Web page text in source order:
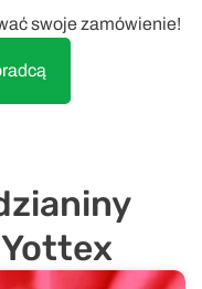
swoje zamówienie!